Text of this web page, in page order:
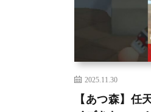
2025.11.30
【あつ森】任